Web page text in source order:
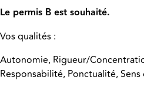
Le permis B est souhaité.
Vos qualités :
Autonomie, Rigueur/
Responsabilité, Ponctualité, Sens